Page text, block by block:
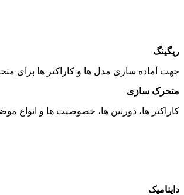
ریگینگ
جهت آماده سازی مدل ها و کاراکتر ها برای
متحرک سازی
کاراکتر ها، دوربین ها، خصوصیت ها و انواع
داینامیک